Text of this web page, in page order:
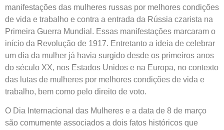
manifestações das mulheres russas por melhores condições
de vida e trabalho e contra a entrada da Rússia czarista na
Primeira Guerra Mundial. Essas manifestações marcaram o
início da Revolução de 1917. Entretanto a ideia de celebrar
um dia da mulher já havia surgido desde os primeiros anos
do século XX, nos Estados Unidos e na Europa, no contexto
das lutas de mulheres por melhores condições de vida e
trabalho, bem como pelo direito de voto.
O Dia Internacional das Mulheres e a data de 8 de março
são comumente associados a dois fatos históricos que